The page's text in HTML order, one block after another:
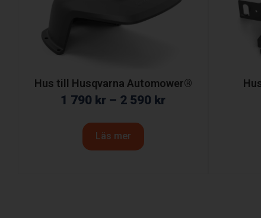
Hus till Husqvarna Automower®
1 790 kr – 2 590 kr
Läs mer